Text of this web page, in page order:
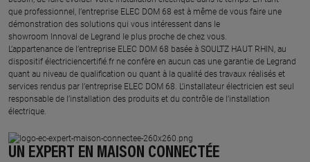
que professionnel, l’entreprise ELEC DOM 68 est à même de vous faire une
démonstration des solutions qui vous intéressent dans le
showroom Innoval de Legrand le plus proche de chez vous.​
L’appartenance de l’entreprise ELEC DOM 68 basée à SOULTZ HAUT RHIN, au
dispositif électriciencertifié.fr ne confère en aucun cas une garantie de Legrand
quant au niveau de qualification ou quant à la qualité des travaux réalisés et
services rendus par l’entreprise ELEC DOM 68. L’installateur électricien est seul
responsable de l’installation des produits et du contrôle de l’installation
électrique.
UN EXPERT EN MAISON CONNECTÉE